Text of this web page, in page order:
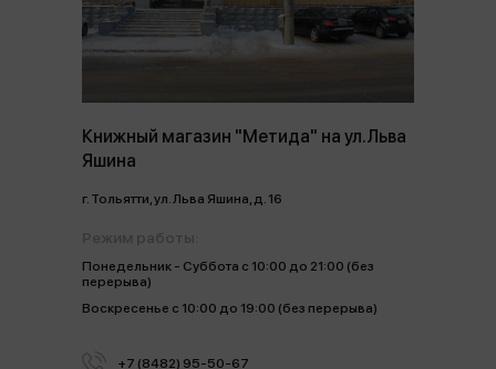
Книжный магазин "Метида" на ул.Льва
Яшина
г. Тольятти, ул. Льва Яшина, д. 16
Понедельник - Суббота с 10:00 до 21:00 (без
перерыва)
Воскресенье с 10:00 до 19:00 (без перерыва)
+7 (8482) 95-50-67